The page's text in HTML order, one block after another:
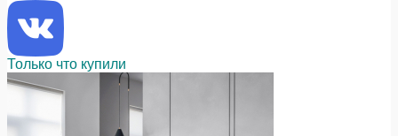
Только что купили